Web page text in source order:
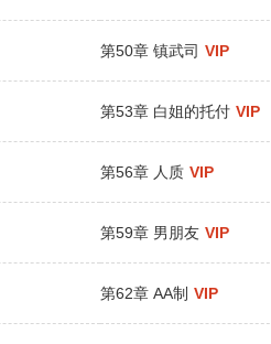
第50章 镇武司 VIP
第53章 白姐的托付 VIP
第56章 人质 VIP
第59章 男朋友 VIP
第62章 AA制 VIP